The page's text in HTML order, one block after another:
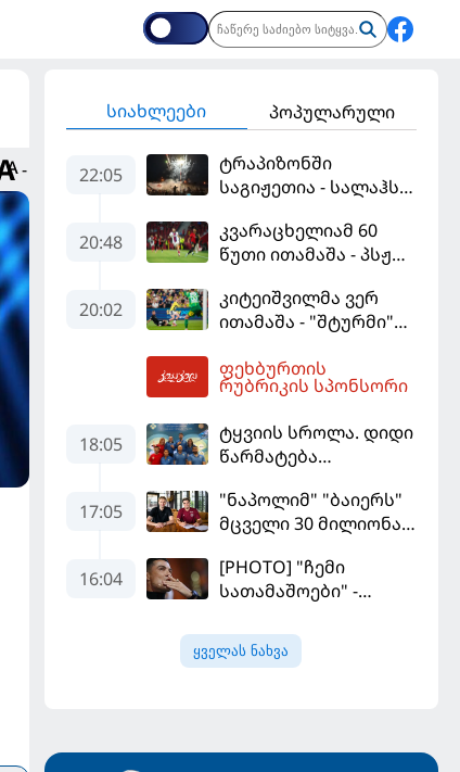
-
სიახლეები პოპულარული
22:05
ტრაპიზონში
საგიჟეთია - სალაჰს
დახვდა
20:48
კვარაცხელიამ 60
წუთი ითამაშა - პსჟ
მატჩში
"მალიორკასთან"
20:02
კიტეიშვილმა ვერ
ითამაშა - "შტურმი"
"ფენერბაჰჩესთან"
დამარცხდა
ფეხბურთის
რუბრიკის სპონსორი
18:05
ტყვიის სროლა. დიდი
წარმატება
17:05
"ნაპოლიმ" "ბაიერს"
მცველი 30 მილიონად
16:04
[PHOTO] "ჩემი
სათამაშოები" -
ძვირფასი ავტოპარკი
აჩვენა
ყველას ნახვა